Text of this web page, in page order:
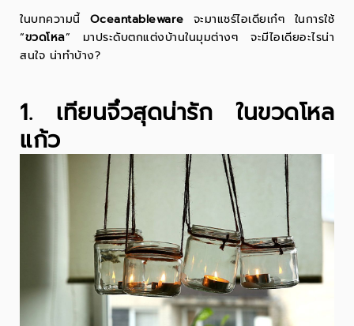
ในบทความนี้ Oceantableware จะมาแชร์ไอเดียเก๋ๆ ในการใช้
“ขวดโหล” มาประดับตกแต่งบ้านในมุมต่างๆ จะมีไอเดียอะไรน่า
สนใจ น่าทำบ้าง?
1. เทียนจิ๋วสุดน่ารัก ในขวดโหล
แก้ว